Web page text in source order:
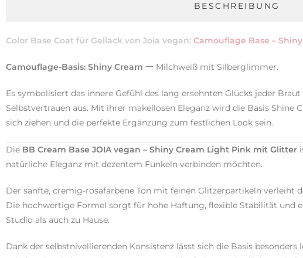
BESCHREIBUNG
Color Base Coat für Gellack von Joia vegan: Camouflage Base –
Camouflage-Basis: Shiny Cream 一 Milchweiß mit Silberglimmer.
Es symbolisiert das innere Gefühl des lang ersehnten Glücks jeder
Selbstvertrauen aus. Mit ihrer makellosen Eleganz wird die Basis Shine
sich ziehen und die perfekte Ergänzung zum festlichen Look sein.
Die BB Cream Base JOIA vegan – Shiny Cream Light Pink mit Glitter
natürliche Eleganz mit dezentem Funkeln verbinden möchten.
Der sanfte, cremig-rosafarbene Ton mit feinen Glitzerpartikeln verleiht
Die hochwertige Formel sorgt für hohe Haftung, flexible Stabilität und
Studio als auch zu Hause.
Dank der selbstnivellierenden Konsistenz lässt sich die Basis